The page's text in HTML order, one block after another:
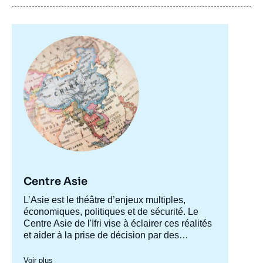
principale
Centre Asie
Accroche
centre
L’Asie est le théâtre d’enjeux multiples,
économiques, politiques et de sécurité. Le
Centre Asie de l'Ifri vise à éclairer ces réalités
et aider à la prise de décision par des
d’une plateforme de dialogue permanent
de deux grands axes : les relations des
Voir plus
décembre 2016.
Copier